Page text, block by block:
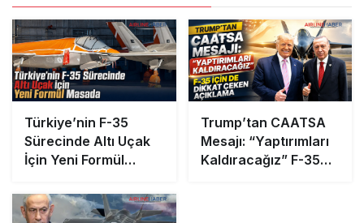
Türkiye’nin F-35
Sürecinde Altı Uçak
İçin Yeni Formül
Trump’tan CAATSA
Mesajı: “Yaptırımları
Kaldıracağız” F-35